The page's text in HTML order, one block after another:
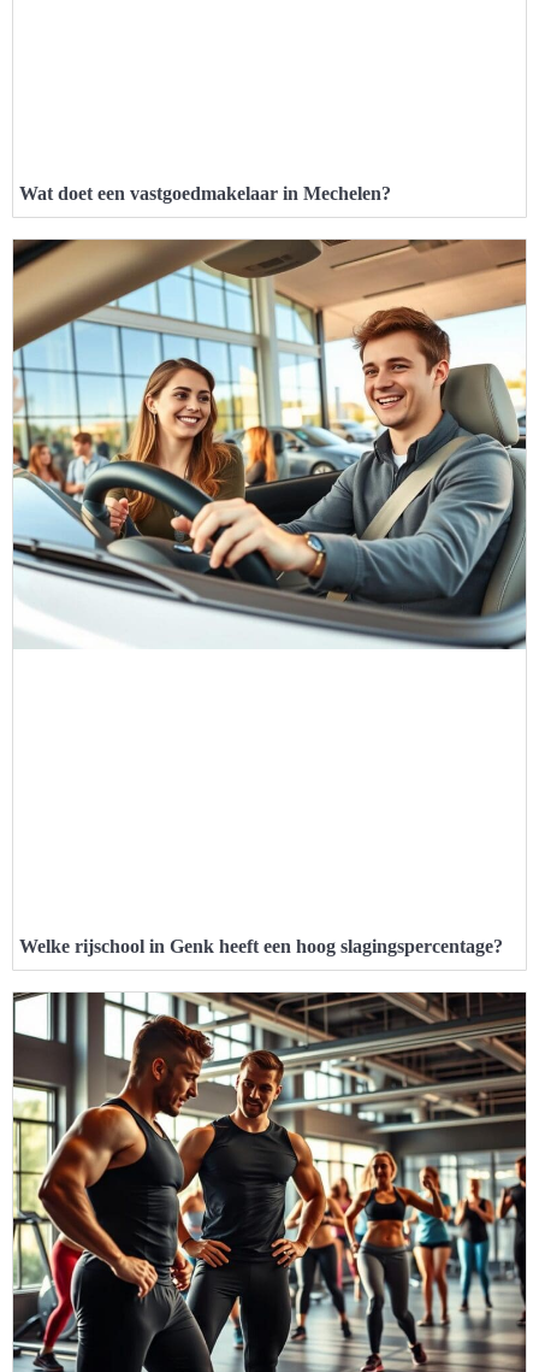
Wat doet een vastgoedmakelaar in Mechelen?
Welke rijschool in Genk heeft een hoog slagingspercentage?